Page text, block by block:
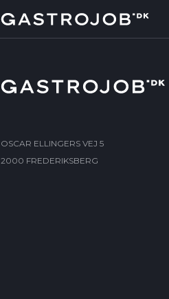
OSCAR ELLINGERS VEJ 5
2000 FREDERIKSBERG